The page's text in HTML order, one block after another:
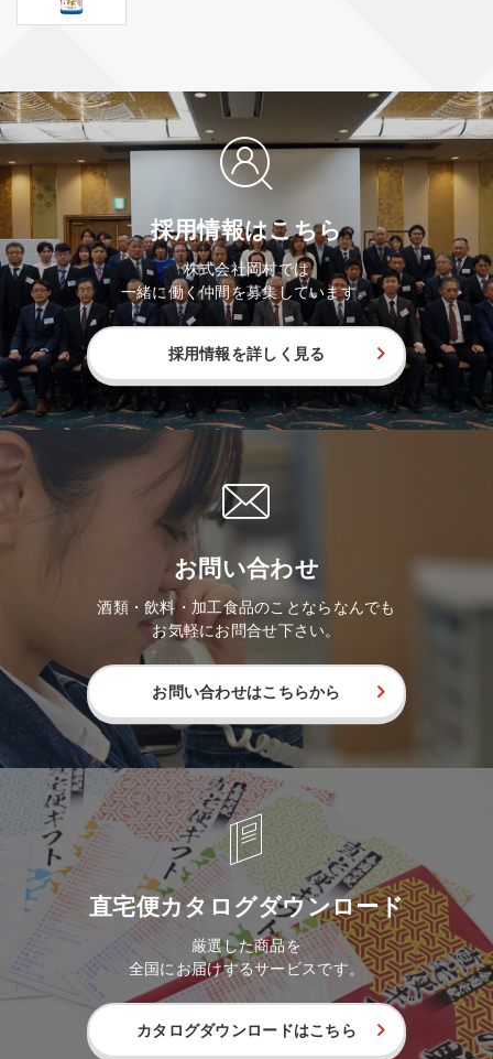
採用情報はこちら
株式会社岡村では
一緒に働く仲間を募集しています。
採用情報を詳しく見る
お問い合わせ
酒類・飲料・加工食品のことならなんでも
お気軽にお問合せ下さい。
お問い合わせはこちらから
直宅便カタログダウンロード
厳選した商品を
全国にお届けするサービスです。
カタログダウンロードはこちら